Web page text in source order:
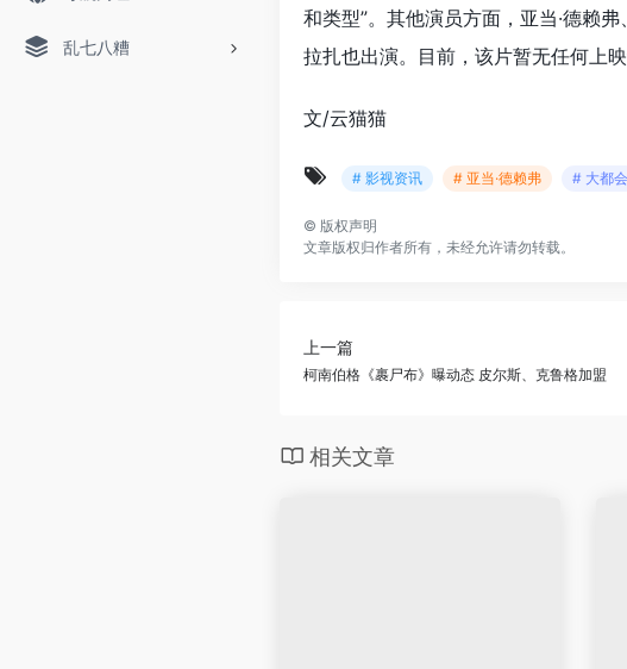
乱七八糟
和类型”。其他演员方面，亚当·德赖
拉扎也出演。目前，该片暂无任何上映
文/云猫猫
# 影视资讯 # 亚当·德赖弗 # 大都会
© 版权声明
文章版权归作者所有，未经允许请勿转载。
上一篇
柯南伯格《裹尸布》曝动态 皮尔斯、克鲁格加盟
相关文章